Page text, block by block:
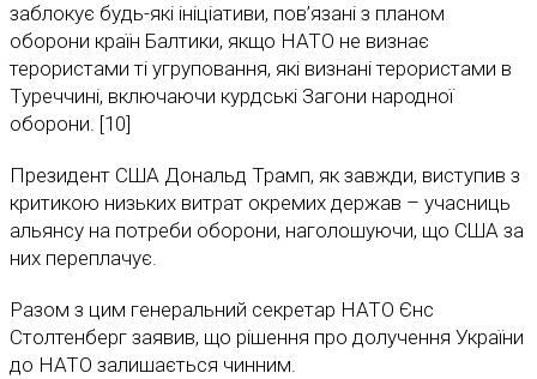
заблокує будь-які ініціативи, пов’язані з планом
оборони країн Балтики, якщо НАТО не визнає
терористами ті угруповання, які визнані терористами в
Туреччині, включаючи курдські Загони народної
оборони. [10]
Президент США Дональд Трамп, як завжди, виступив з
критикою низьких витрат окремих держав – учасниць
альянсу на потреби оборони, наголошуючи, що США за
них переплачує.
Разом з цим генеральний секретар НАТО Єнс
Столтенберг заявив, що рішення про долучення України
до НАТО залишається чинним.